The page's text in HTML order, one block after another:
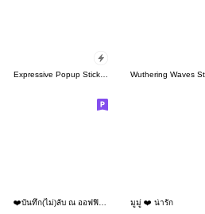
มูมู่ ❤️ น่ารัก